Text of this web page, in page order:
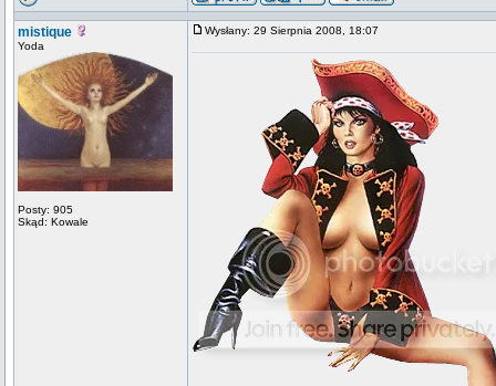
mistique
Yoda
Posty: 905
Skąd: Kowale
Wysłany: 29 Sierpnia 2008, 18:07